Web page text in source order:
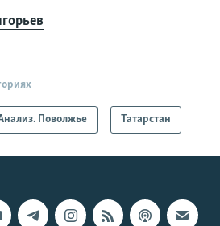
Поволжье Татарстан